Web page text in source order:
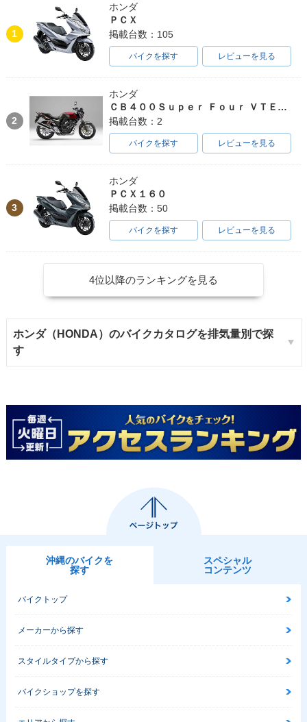
1
ホンダ
ＰＣＸ
掲載台数：105
バイクを探す レビューを見る
2
ホンダ
ＣＢ４００Ｓｕｐｅｒ Ｆｏｕｒ ＶＴＥＣ ＳＰＥＣ３
掲載台数：2
バイクを探す レビューを見る
3
ホンダ
ＰＣＸ１６０
掲載台数：50
バイクを探す レビューを見る
4位以降のランキングを見る
ホンダ（HONDA）のバイクカタログを排気量別で探
す
沖縄のバイクを
探す
スペシャル
コンテンツ
バイクトップ
メーカーから探す
スタイルタイプから探す
バイクショップを探す